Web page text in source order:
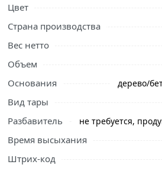
Ознакомьтесь с подробными
описанием и отзывами о товаре,
Цвет
Страна производства
Вес нетто
Объем
Основания дерево/
Вид тары
Разбавитель не требуется,
Время высыхания
Штрих-код